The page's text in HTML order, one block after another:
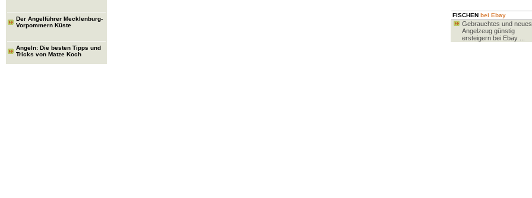
Der Angelführer Mecklenburg-
Vorpommern Küste
Angeln: Die besten Tipps und
Tricks von Matze Koch
FISCHEN bei Ebay
Gebrauchtes und neues
Angelzeug günstig
ersteigern bei Ebay ...